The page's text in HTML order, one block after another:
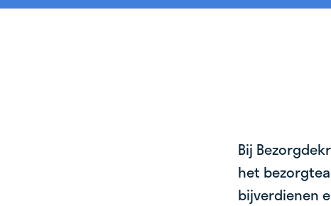
Bij
het
bijverdienen